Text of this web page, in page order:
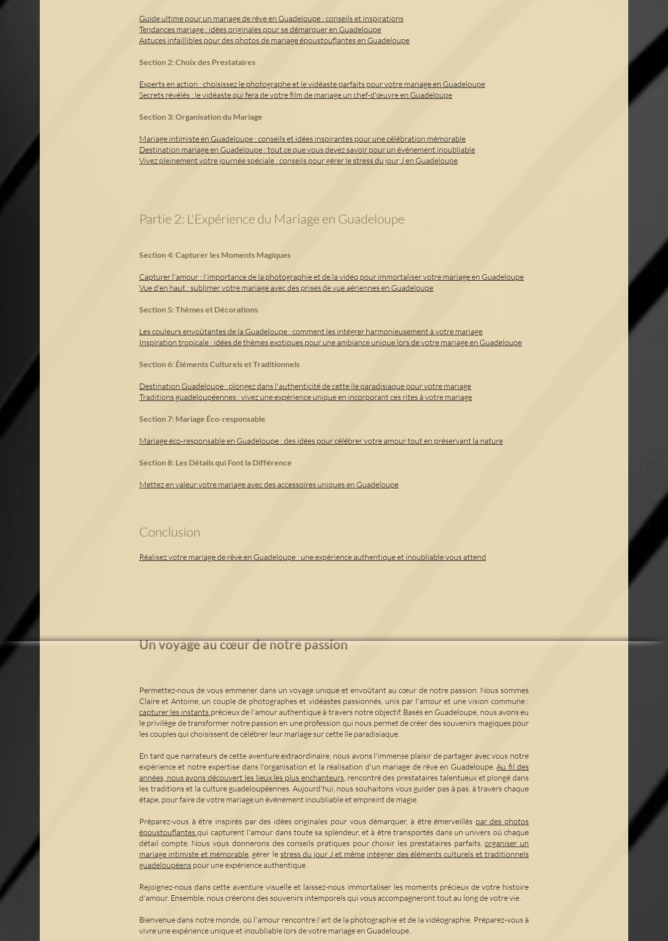
Guide ultime pour un mariage de rêve en Guadeloupe : conseils et inspirations
Tendances mariage : idées originales pour se démarquer en Guadeloupe
Astuces infaillibles pour des photos de mariage époustouflantes en Guadeloupe
Section 2: Choix des Prestataires
Experts en action : choisissez le photographe et le vidéaste parfaits pour votre mariage en Guadeloupe
Secrets révélés : le vidéaste qui fera de votre film de mariage un chef-d'œuvre en Guadeloupe
Section 3: Organisation du Mariage
Mariage intimiste en Guadeloupe : conseils et idées inspirantes pour une célébration mémorable
Destination mariage en Guadeloupe : tout ce que vous devez savoir pour un événement inoubliable
Vivez pleinement votre journée spéciale : conseils pour gérer le stress du jour J en Guadeloupe
Partie 2: L'Expérience du Mariage en Guadeloupe
Section 4: Capturer les Moments Magiques
Capturer l'amour : l'importance de la photographie et de la vidéo pour immortaliser votre mariage en Guadeloupe
Vue d'en haut : sublimer votre mariage avec des prises de vue aériennes en Guadeloupe
Section 5: Thèmes et Décorations
Les couleurs envoûtantes de la Guadeloupe : comment les intégrer harmonieusement à votre mariage
Inspiration tropicale : idées de thèmes exotiques pour une ambiance unique lors de votre mariage en Guadeloupe
Section 6: Éléments Culturels et Traditionnels
Destination Guadeloupe : plongez dans l'authenticité de cette île paradisiaque pour votre mariage
Traditions guadeloupéennes : vivez une expérience unique en incorporant ces rites à votre mariage
Section 7: Mariage Éco-responsable
Mariage éco-responsable en Guadeloupe : des idées pour célébrer votre amour tout en préservant la nature
Section 8: Les Détails qui Font la Différence
Mettez en valeur votre mariage avec des accessoires uniques en Guadeloupe
Conclusion
Réalisez votre mariage de rêve en Guadeloupe : une expérience authentique et inoubliable vous attend
Un voyage au cœur de notre passion
Permettez-nous de vous emmener dans un voyage unique et envoûtant au cœur de notre passion. Nous sommes
Claire et Antoine, un couple de photographes et vidéastes passionnés, unis par l'amour et une vision commune :
capturer les instants précieux de l'amour authentique à travers notre objectif. Basés en Guadeloupe, nous avons eu
le privilège de transformer notre passion en une profession qui nous permet de créer des souvenirs magiques pour
les couples qui choisissent de célébrer leur mariage sur cette île paradisiaque.
En tant que narrateurs de cette aventure extraordinaire, nous avons l'immense plaisir de partager avec vous notre
expérience et notre expertise dans l'organisation et la réalisation d'un mariage de rêve en Guadeloupe.Au fil des
années, nous avons découvert les lieux les plus enchanteurs, rencontré des prestataires talentueux et plongé dans
les traditions et la culture guadeloupéennes. Aujourd'hui, nous souhaitons vous guider pas à pas, à travers chaque
étape, pour faire de votre mariage un événement inoubliable et empreint de magie.
Préparez-vous à être inspirés par des idées originales pour vous démarquer, à être émerveillés par des photos
époustouflantesqui capturent l'amour dans toute sa splendeur, et à être transportés dans un univers où chaque
détail compte. Nous vous donnerons des conseils pratiques pour choisir les prestataires parfaits,organiser un
mariage intimiste et mémorable, gérer le stress du jour J et même intégrer des éléments culturels et traditionnels
guadeloupéens pour une expérience authentique.
Rejoignez-nous dans cette aventure visuelle et laissez-nous immortaliser les moments précieux de votre histoire
d'amour. Ensemble, nous créerons des souvenirs intemporels qui vous accompagneront tout au long de votre vie.
Bienvenue dans notre monde, où l'amour rencontre l'art de la photographie et de la vidéographie. Préparez-vous à
vivre une expérience unique et inoubliable lors de votre mariage en Guadeloupe.